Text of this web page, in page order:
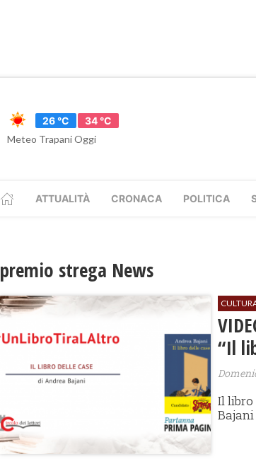
26 °C
34 °C
Meteo Trapani Oggi
ATTUALITÀ CRONACA POLITICA
premio strega News
“Il
Il libro